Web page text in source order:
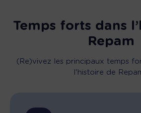
Temps forts dans
Repam
(Re)vivez les principaux temps
l'histoire de